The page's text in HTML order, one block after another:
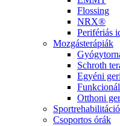
Flossing
NRX®
Perifériás
Mozgásterápiák
Schroth
Egyéni
Otthoni
Sportrehabilitáció
Csoportos órák